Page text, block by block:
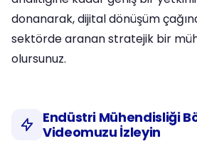
donanarak, dijital dönüşüm
sektörde aranan stratejik bir
olursunuz.
Endüstri Mühendisliği
Videomuzu İzleyin